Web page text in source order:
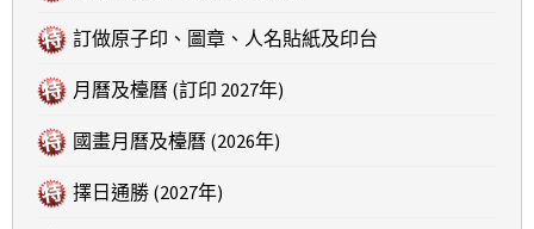
訂做原子印、圖章、人名貼紙及印台
月曆及檯曆 (訂印 2027年)
國畫月曆及檯曆 (2026年)
擇日通勝 (2027年)